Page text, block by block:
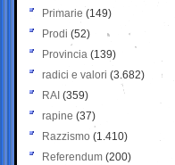
Primarie (149)
Prodi (52)
Provincia (139)
radici e valori (3.682)
RAI (359)
rapine (37)
Razzismo (1.410)
Referendum (200)